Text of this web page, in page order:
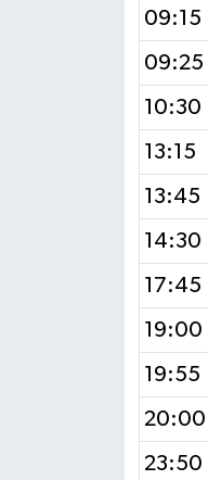
09:15
09:25
10:30
13:15
13:45
14:30
17:45
19:00
19:55
20:00
23:50